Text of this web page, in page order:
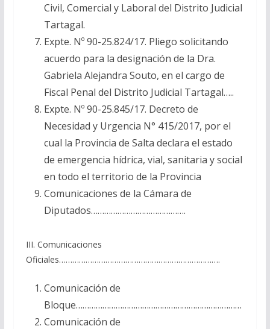
Civil, Comercial y Laboral del Distrito Judicial
Tartagal.
Expte. Nº 90-25.824/17. Pliego solicitando
acuerdo para la designación de la Dra.
Gabriela Alejandra Souto, en el cargo de
Fiscal Penal del Distrito Judicial Tartagal…..
Expte. Nº 90-25.845/17. Decreto de
Necesidad y Urgencia N° 415/2017, por el
cual la Provincia de Salta declara el estado
de emergencia hídrica, vial, sanitaria y social
en todo el territorio de la Provincia
Comunicaciones de la Cámara de
Diputados…………………………………….
III. Comunicaciones
Oficiales……………………………………………………………….
Comunicación de
Bloque…………………………………………………………………
Comunicación de